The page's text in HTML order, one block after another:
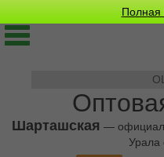
Полная
Шарташская —
Урала